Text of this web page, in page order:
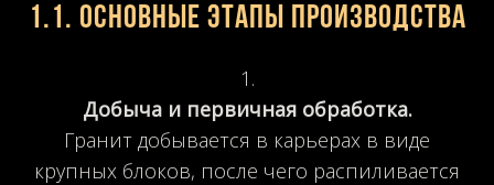
1.1. Основные этапы производства
Добыча и первичная обработка.
Гранит добывается в карьерах в виде
крупных блоков, после чего распиливается